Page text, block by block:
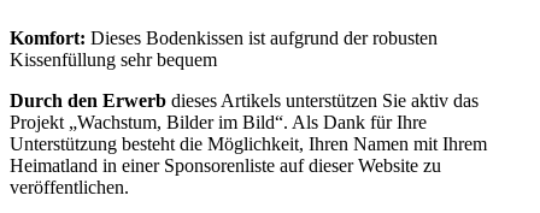
Komfort: Dieses Bodenkissen ist aufgrund der robusten
Kissenfüllung sehr bequem
Durch den Erwerb dieses Artikels unterstützen Sie aktiv das
Projekt „Wachstum, Bilder im Bild“. Als Dank für Ihre
Unterstützung besteht die Möglichkeit, Ihren Namen mit Ihrem
Heimatland in einer Sponsorenliste auf dieser Website zu
veröffentlichen.